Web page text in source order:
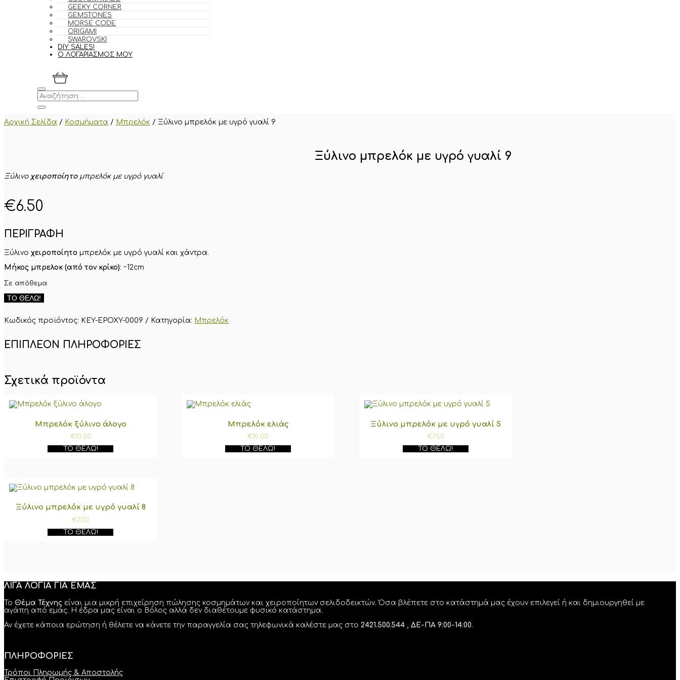
GEEKY CORNER
GEMSTONES
MORSE CODE
ORIGAMI
SWAROVSKI
DIY SALES!
Ο ΛΟΓΑΡΙΑΣΜΟΣ ΜΟΥ
Αρχική Σελίδα / Κοσμήματα / Μπρελόκ / Ξύλινο μπρελόκ με υγρό γυαλί 9
Ξύλινο μπρελόκ με υγρό γυαλί 9
Ξύλινο χειροποίητομπρελόκ με υγρό γυαλί
€6.50
ΠΕΡΙΓΡΑΦΗ
Ξύλινο χειροποίητο μπρελόκ με υγρό γυαλί και χάντρα.
Μήκος μπρελοκ (από τον κρίκο): ~12cm
Σε απόθεμα
Ξύλινο
μπρελόκ
υγρό
ποσότητα
ΤΟ ΘΈΛΩ!
Κωδικός προϊόντος: KEY-EPOXY-0009 Κατηγορία: Μπρελόκ
ΕΠΙΠΛΈΟΝ ΠΛΗΡΟΦΟΡΊΕΣ
Σχετικά προϊόντα
Μπρελόκ ξύλινο άλογο
€10.00
ΤΟ ΘΈΛΩ!
Μπρελόκ ελιάς
€10.00
ΤΟ ΘΈΛΩ!
Ξύλινο μπρελόκ με υγρό γυαλί 5
€7.50
ΤΟ ΘΈΛΩ!
Ξύλινο μπρελόκ με υγρό γυαλί 8
€7.00
ΤΟ ΘΈΛΩ!
ΛΙΓΑ ΛΟΓΙΑ ΓΙΑ ΕΜΑΣ
Το Θέμα Τέχνης είναι μια μικρή επιχείρηση πώλησης κοσμημάτων και χειροποίητων σελιδοδεικτών. Όσα βλέπετε στο κατάστημά μας έχουν επιλεγεί ή και δημιουργηθεί με
αγάπη από εμάς. Η έδρα μας είναι ο Βόλος αλλά δεν διαθέτουμε φυσικό κατάστημα.
Αν έχετε κάποια ερώτηση ή θέλετε να κάνετε την παραγγελία σας τηλεφωνικά καλέστε μας στο 2421.500.544 , ΔΕ-ΠΑ 9:00-14:00.
ΠΛΗΡΟΦΟΡΙΕΣ
Τρόποι Πληρωμής & Αποστολής